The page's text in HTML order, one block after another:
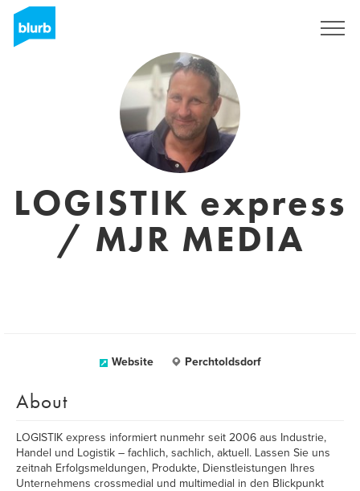
LOGISTIK express
/ MJR MEDIA
Website Perchtoldsdorf
About
LOGISTIK express informiert nunmehr seit 2006 aus Industrie,
Handel und Logistik – fachlich, sachlich, aktuell. Lassen Sie uns
zeitnah Erfolgsmeldungen, Produkte, Dienstleistungen Ihres
Unternehmens crossmedial und multimedial in den Blickpunkt